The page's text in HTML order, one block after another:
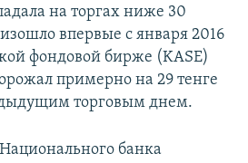
на торгах ниже 30
впервые с января 2016
фондовой бирже (KASE)
примерно на 29 тенге
торговым днем.
банка